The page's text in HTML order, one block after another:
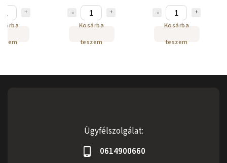
Kosárba
teszem
Kosárba
teszem
Ügyfélszolgálat:
0614900660